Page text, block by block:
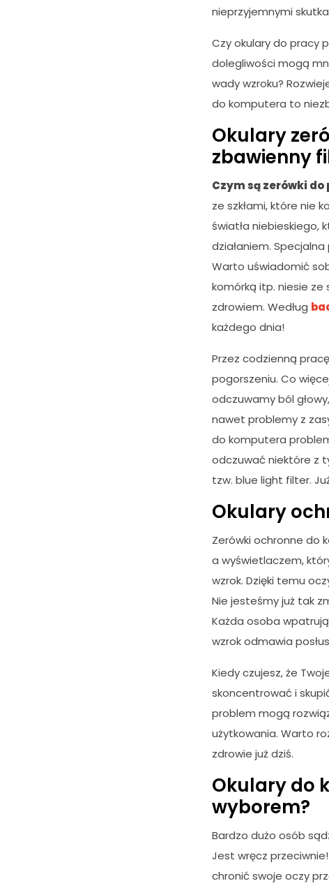
nieprzyjemnymi
Czy okulary do pracy
dolegliwości mogą
wady wzroku?
do komputera to
Okulary
zbawienny
Czym są zerówki
ze szkłami, które nie
światła niebieskiego,
działaniem.
Warto uświadomić
komórką itp. niesie
zdrowiem. Według
każdego dnia!
Przez codzienną
pogorszeniu. Co
odczuwamy ból
nawet problemy z
do komputera
odczuwać niektóre z
tzw. blue light filter.
Okulary
Zerówki ochronne do
a wyświetlaczem,
wzrok. Dzięki temu
Nie jesteśmy już tak
Każda osoba
wzrok odmawia
Kiedy czujesz, że
skoncentrować i
problem mogą
użytkowania. Warto
zdrowie już dziś.
Okulary do
wyborem?
Bardzo dużo osób
Jest wręcz
chronić swoje oczy